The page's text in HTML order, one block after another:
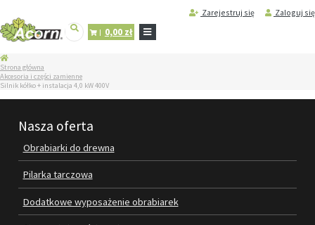
Zarejestruj się Zaloguj się
0,00 zł
STRONA
GŁÓWNA
SERWIS
MASZYN
PRODUKTY
OBRABIARKI DO DREWNA
PILARKA TARCZOWA
Strona główna
Akcesoria i części zamienne
Silnik kółko + instalacja 4,0 kW 400V
Nasza oferta
Obrabiarki do drewna
Pilarka tarczowa
Dodatkowe wyposażenie obrabiarek